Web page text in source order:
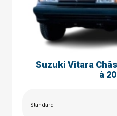
Suzuki Vitara
à
Standard